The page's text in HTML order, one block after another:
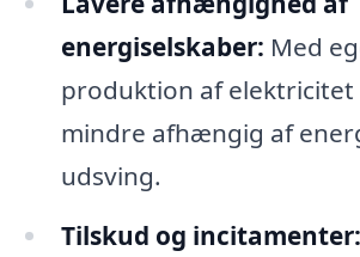
energiselskaber: Med
produktion af elektricitet
mindre afhængig af
udsving.
Tilskud og incitamenter: